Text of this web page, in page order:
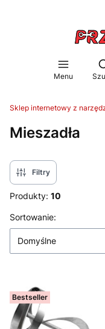
Menu
Sklep internetowy z
Mieszadła
Filtry
Produkty: 10
Lista produktów
Sortowanie:
Domyślne
Bestseller